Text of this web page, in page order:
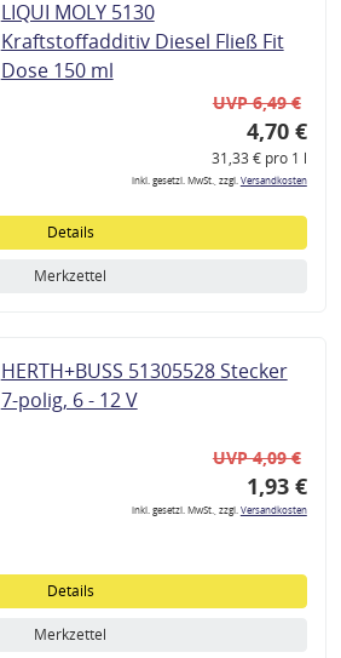
LIQUI MOLY 5130
Kraftstoffadditiv Diesel Fließ Fit
Dose 150 ml
UVP 6,49 €
4,70 €
31,33 € pro 1 l
inkl. gesetzl. MwSt., zzgl.Versandkosten
Details
Merkzettel
HERTH+BUSS 51305528 Stecker
7-polig, 6 - 12 V
UVP 4,09 €
1,93 €
inkl. gesetzl. MwSt., zzgl.Versandkosten
Details
Merkzettel